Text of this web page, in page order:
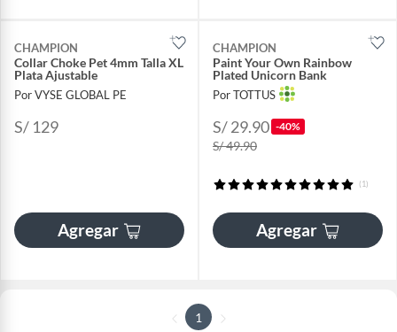
CHAMPION
Collar Choke Pet 4mm Talla XL
Plata Ajustable
Por VYSE GLOBAL PE
S/ 129
Agregar
CHAMPION
Paint Your Own Rainbow
Plated Unicorn Bank
Por TOTTUS
S/ 29.90 -40%
S/ 49.90
(1)
Agregar
1